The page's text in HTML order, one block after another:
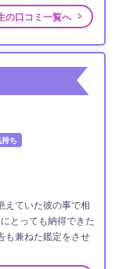
の口コミ一覧へ
ち
えていた彼の事で相
とっても納得できた
も兼ねた鑑定をさせ